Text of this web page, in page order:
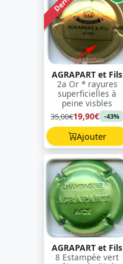
AGRAPART et Fils
2a Or * rayures
superficielles à
peine visbles
35,00€19,90€ -43%
Ajouter
AGRAPART et Fils
8 Estampée vert